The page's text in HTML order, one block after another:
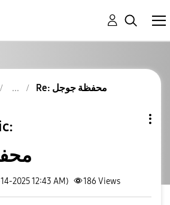
Re: محفظة جوجل
2025 12:43 AM) 186 Views